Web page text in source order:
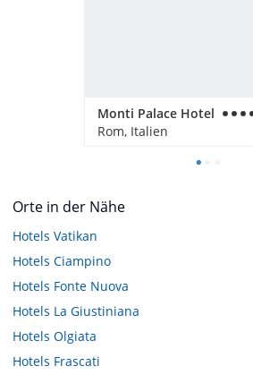
Monti Palace Hotel
Rom, Italien
Orte in der Nähe
Hotels Vatikan
Hotels Ciampino
Hotels Fonte Nuova
Hotels La Giustiniana
Hotels Olgiata
Hotels Frascati